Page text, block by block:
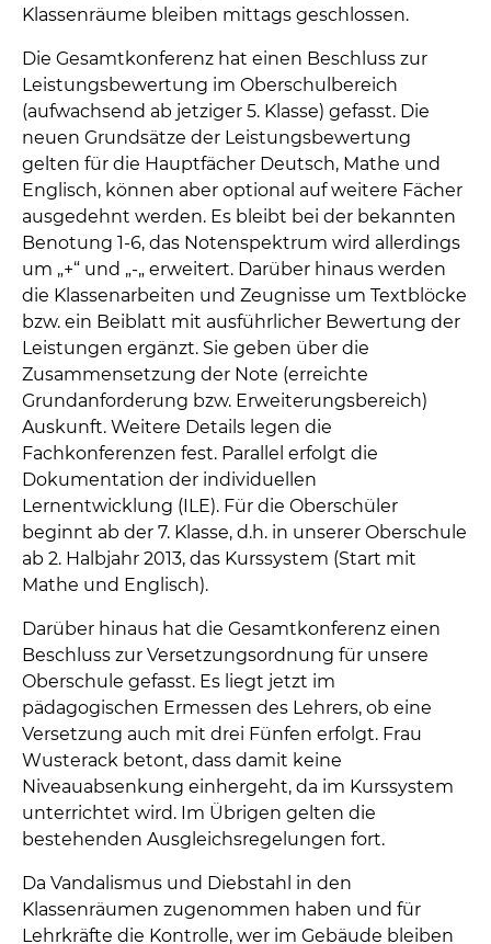
Klassenräume bleiben mittags geschlossen.
Die Gesamtkonferenz hat einen Beschluss zur
Leistungsbewertung im Oberschulbereich
(aufwachsend ab jetziger 5. Klasse) gefasst. Die
neuen Grundsätze der Leistungsbewertung
gelten für die Hauptfächer Deutsch, Mathe und
Englisch, können aber optional auf weitere Fächer
ausgedehnt werden. Es bleibt bei der bekannten
Benotung 1-6, das Notenspektrum wird allerdings
um „+“ und „-„ erweitert. Darüber hinaus werden
die Klassenarbeiten und Zeugnisse um Textblöcke
bzw. ein Beiblatt mit ausführlicher Bewertung der
Leistungen ergänzt. Sie geben über die
Zusammensetzung der Note (erreichte
Grundanforderung bzw. Erweiterungsbereich)
Auskunft. Weitere Details legen die
Fachkonferenzen fest. Parallel erfolgt die
Dokumentation der individuellen
Lernentwicklung (ILE). Für die Oberschüler
beginnt ab der 7. Klasse, d.h. in unserer Oberschule
ab 2. Halbjahr 2013, das Kurssystem (Start mit
Mathe und Englisch).
Darüber hinaus hat die Gesamtkonferenz einen
Beschluss zur Versetzungsordnung für unsere
Oberschule gefasst. Es liegt jetzt im
pädagogischen Ermessen des Lehrers, ob eine
Versetzung auch mit drei Fünfen erfolgt. Frau
Wusterack betont, dass damit keine
Niveauabsenkung einhergeht, da im Kurssystem
unterrichtet wird. Im Übrigen gelten die
bestehenden Ausgleichsregelungen fort.
Da Vandalismus und Diebstahl in den
Klassenräumen zugenommen haben und für
Lehrkräfte die Kontrolle, wer im Gebäude bleiben